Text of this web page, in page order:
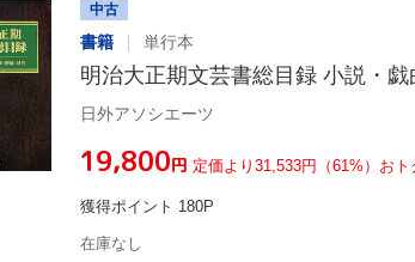
中古
書籍 単行本
明治大正期文芸書総目録 小説・
日外アソシエーツ
¥19,800円 定価より31,533円（61%）おト
獲得ポイント 180P
在庫なし